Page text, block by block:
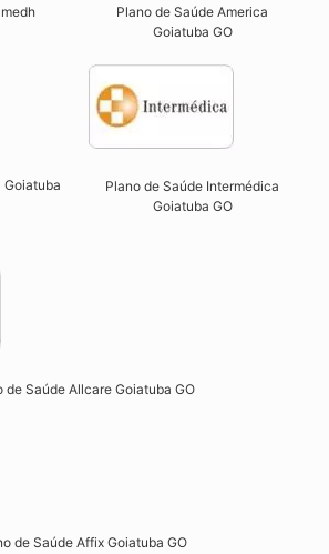
Plano de Saúde America
Goiatuba GO
Goiatuba
Plano de Saúde Intermédica
Goiatuba GO​
de Saúde Allcare Goiatuba GO​
de Saúde Affix Goiatuba GO​